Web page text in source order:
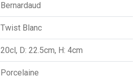
Bernardaud
Twist Blanc
20cl, D: 22.5cm, H: 4cm
Porcelaine